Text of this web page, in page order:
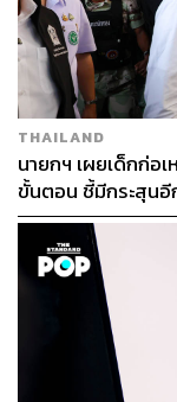
THAILAND
นายกฯ เผยเด็กก่อเ
ขั้นตอน ชี้มีกระสุนอี
สูญเสียเพิ่ม